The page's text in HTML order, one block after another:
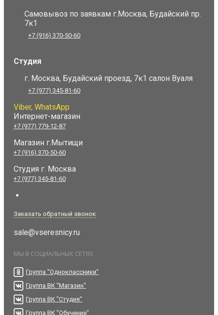
Самовывоз по заявкам г.Москва, Будайский пр.
7к1
+7 (916) 370-50-60
Студия
г. Москва, Будайский проезд, 7к1 салон Вуаля
+7 (977) 345-81-60
Viber, WhatsApp
Интернет-магазин
+7 (977) 779-12-87
Магазин г.Мытищи
+7 (916) 370-50-60
Студия г. Москва
+7 (977) 345-81-60
Заказать обратный звонок
sale@vseresnicy.ru
МЫ В СОЦИАЛЬНЫХ СЕТЯХ
Группа "Одноклассники"
Группа ВК "Магазин"
Группа ВК "Студия"
Группа ВК "Обучение"